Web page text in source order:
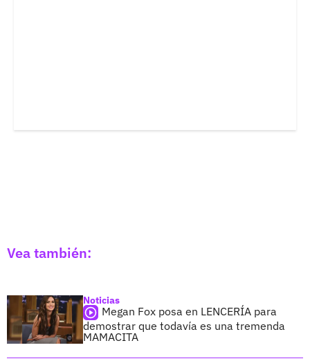
Vea también:
Noticias
Megan Fox posa en LENCERÍA para
demostrar que todavía es una tremenda
MAMACITA